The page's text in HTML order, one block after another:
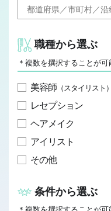
職種から選ぶ
＊複数を撰択することが可
美容師 （スタイリスト）
レセプション
ヘアメイク
アイリスト
その他
条件から選ぶ
＊複数を撰択することが可